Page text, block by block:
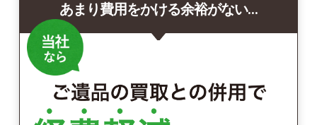
あまり費用をかける余裕がない…